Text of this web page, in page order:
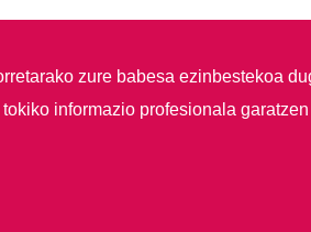
zure babesa ezinbestekoa
informazio profesionala garatzen